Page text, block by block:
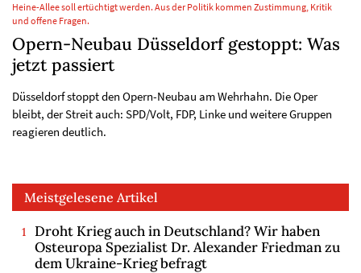
Heine-Allee soll ertüchtigt werden. Aus der Politik kommen Zustimmung, Kritik
und offene Fragen.
Opern-Neubau Düsseldorf gestoppt: Was
jetzt passiert
Düsseldorf stoppt den Opern-Neubau am Wehrhahn. Die Oper
bleibt, der Streit auch: SPD/Volt, FDP, Linke und weitere Gruppen
reagieren deutlich.
Meistgelesene Artikel
Droht Krieg auch in Deutschland? Wir haben
Osteuropa Spezialist Dr. Alexander Friedman zu
dem Ukraine-Krieg befragt